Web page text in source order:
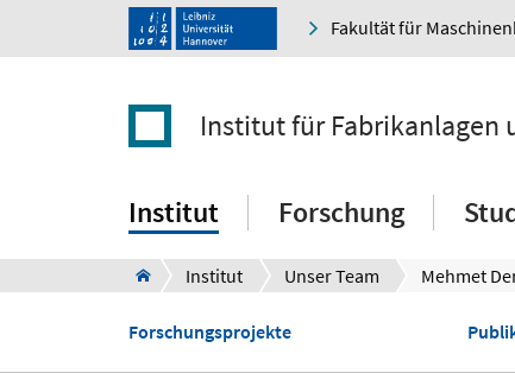
Fakultät für
Institut für Fabrikanlagen
Institut Forschung
Institut Unser Team Mehmet
Forschungsprojekte